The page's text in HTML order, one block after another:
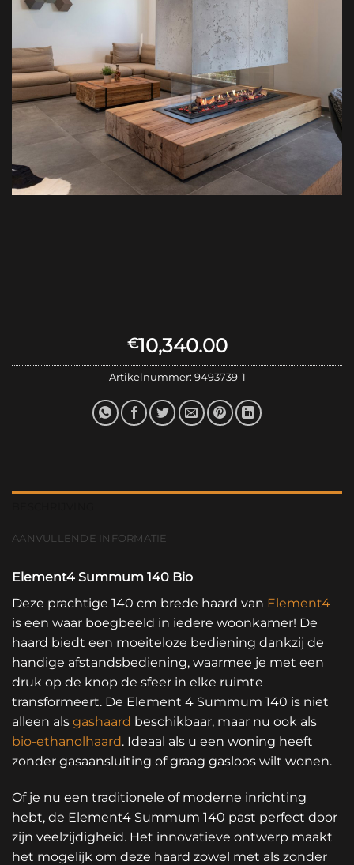
€10,340.00
Artikelnummer: 9493739-1
AANVULLENDE INFORMATIE
Element4 Summum 140 Bio
Deze prachtige 140 cm brede haard van Element4
is een waar boegbeeld in iedere woonkamer! De
haard biedt een moeiteloze bediening dankzij de
handige afstandsbediening, waarmee je met een
druk op de knop de sfeer in elke ruimte
transformeert. De Element 4 Summum 140 is niet
alleen als gashaard beschikbaar, maar nu ook als
bio-ethanolhaard. Ideaal als u een woning heeft
zonder gasaansluiting of graag gasloos wilt wonen.
Of je nu een traditionele of moderne inrichting
hebt, de Element4 Summum 140 past perfect door
zijn veelzijdigheid. Het innovatieve ontwerp maakt
het mogelijk om deze haard zowel met als zonder